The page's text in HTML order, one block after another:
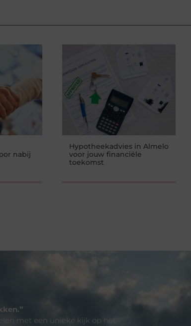
nabij
Hypotheekadvies in Almelo
voor jouw financiële
toekomst
met een unieke kijk op het